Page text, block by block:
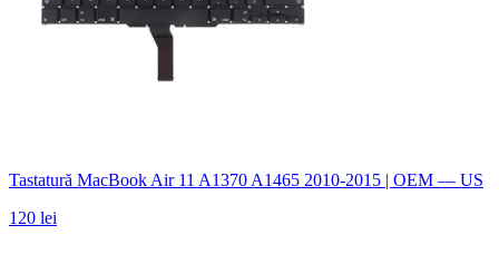
Tastatură MacBook Air 11 A1370 A1465 2010-2015 | OEM — US
120 lei